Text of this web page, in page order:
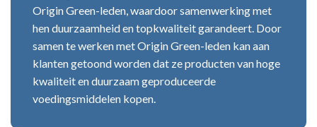
Origin Green-leden, waardoor samenwerking met
hen duurzaamheid en topkwaliteit garandeert. Door
samen te werken met Origin Green-leden kan aan
klanten getoond worden dat ze producten van hoge
kwaliteit en duurzaam geproduceerde
voedingsmiddelen kopen.